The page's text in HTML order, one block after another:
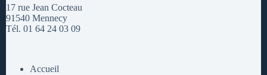
17 rue Jean Cocteau
91540 Mennecy
Tél. 01 64 24 03 09
Accueil